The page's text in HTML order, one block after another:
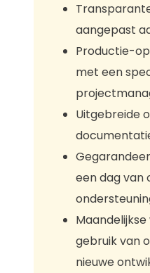
aangepast
Productie-
met een
Uitgebreide
een dag van
gebruik van
nieuwe